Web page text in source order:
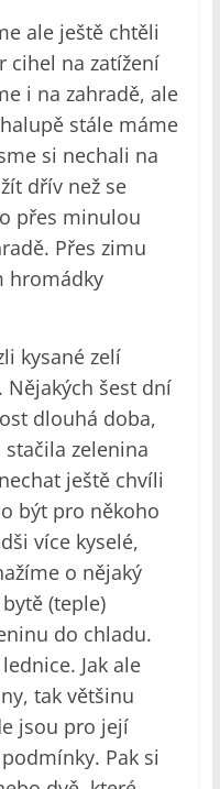
ale ještě chtěli
cihel na zatížení
i na zahradě, ale
stále máme
si nechali na
dřív než se
přes minulou
Přes zimu
hromádky
kysané zelí
šest dní
dlouhá doba,
zelenina
ještě chvíli
být pro někoho
více kyselé,
o nějaký
(teple)
do chladu.
Jak ale
tak většinu
jsou pro její
Pak si